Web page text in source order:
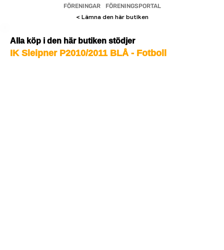
FÖRENINGAR
FÖRENINGSPORTAL
< Lämna den här butiken
Alla köp i den här butiken stödjer
IK Sleipner P2010/2011 BLÅ - Fotboll